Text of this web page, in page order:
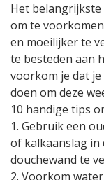
Het
om te
en moeilijker te
te besteden aan
voorkom je dat
doen om deze
10 handige tips
1. Gebruik een
of kalkaanslag in
douchewand te
2. Voorkom